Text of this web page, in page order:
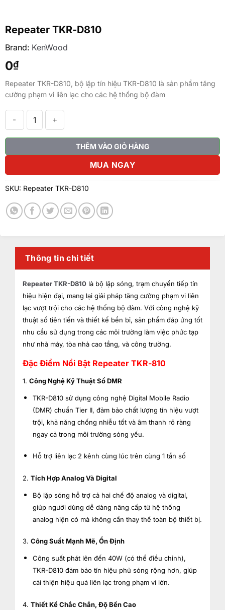
Repeater TKR-D810
Brand: KenWood
0₫
Repeater TKR-D810, bộ lặp tín hiệu TKR-D810 là sản phẩm tăng
cường phạm vi liên lạc cho các hệ thống bộ đàm
THÊM VÀO GIỎ HÀNG
MUA NGAY
SKU: Repeater TKR-D810
Thông tin chi tiết
Repeater TKR-D810 là bộ lặp sóng, trạm chuyển tiếp tín
hiệu hiện đại, mang lại giải pháp tăng cường phạm vi liên
lạc vượt trội cho các hệ thống bộ đàm. Với công nghệ kỹ
thuật số tiên tiến và thiết kế bền bỉ, sản phẩm đáp ứng tốt
nhu cầu sử dụng trong các môi trường làm việc phức tạp
như nhà máy, tòa nhà cao tầng, và công trường.
Đặc Điểm Nổi Bật Repeater TKR-810
1. Công Nghệ Kỹ Thuật Số DMR
TKR-D810 sử dụng công nghệ Digital Mobile Radio
(DMR) chuẩn Tier II, đảm bảo chất lượng tín hiệu vượt
trội, khả năng chống nhiễu tốt và âm thanh rõ ràng
ngay cả trong môi trường sóng yếu.
Hỗ trợ liên lạc 2 kênh cùng lúc trên cùng 1 tần số
2. Tích Hợp Analog Và Digital
Bộ lặp sóng hỗ trợ cả hai chế độ analog và digital,
giúp người dùng dễ dàng nâng cấp từ hệ thống
analog hiện có mà không cần thay thế toàn bộ thiết bị.
3. Công Suất Mạnh Mẽ, Ổn Định
Công suất phát lên đến 40W (có thể điều chỉnh),
TKR-D810 đảm bảo tín hiệu phủ sóng rộng hơn, giúp
cải thiện hiệu quả liên lạc trong phạm vi lớn.
4. Thiết Kế Chắc Chắn, Độ Bền Cao